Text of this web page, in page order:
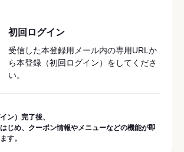
初回ログイン
受信した本登録用メール内の専用URLか
ら本登録（初回ログイン）をしてくださ
い。
ン）完了後、
じめ、クーポン情報やメニューなどの機能が即
す。